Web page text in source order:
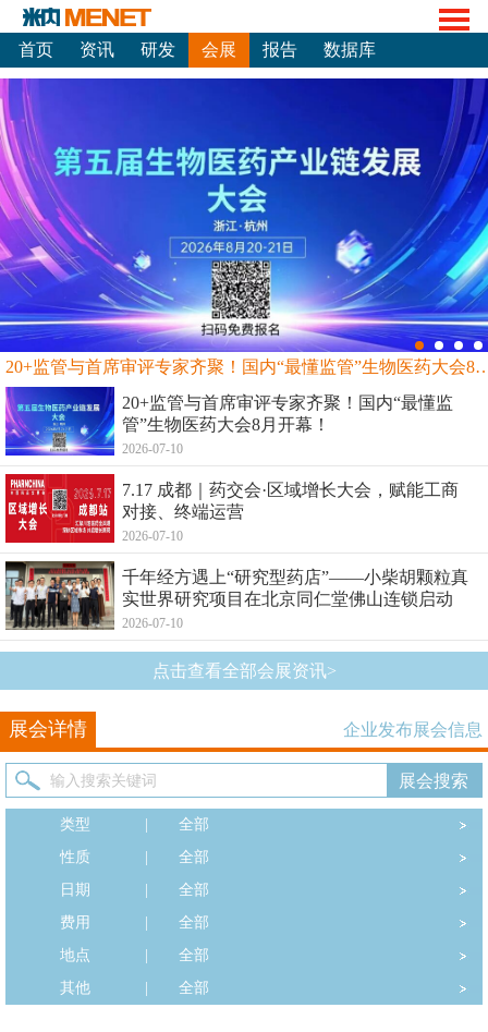
首页 资讯 研发 会展 报告 数据库
20+监管与首席审评专家齐聚！国内“最
20+监管与首席审评专家齐聚！国内“最懂监
管”生物医药大会8月开幕！
2026-07-10
7.17 成都｜药交会·区域增长大会，赋能工商
对接、终端运营
2026-07-10
千年经方遇上“研究型药店”——小柴胡颗粒真
实世界研究项目在北京同仁堂佛山连锁启动
2026-07-10
点击查看全部会展资讯>
展会详情 企业发布展会信息
类型
全部
性质
全部
日期
全部
费用
全部
地点
全部
其他
全部